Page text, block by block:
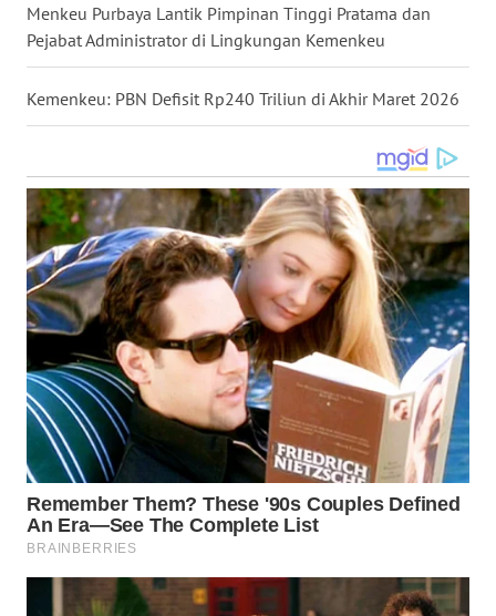
Menkeu Purbaya Lantik Pimpinan Tinggi Pratama dan
Pejabat Administrator di Lingkungan Kemenkeu
Kemenkeu: PBN Defisit Rp240 Triliun di Akhir Maret 2026
WN
KALSEL
WN
WN
SULSEL
WN
GORONTALO
WN
SULUT
WN
MALUKU
WN
MALUT